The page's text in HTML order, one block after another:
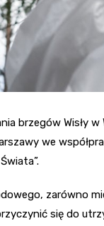
brzegów Wisły
we
zarówno
się do